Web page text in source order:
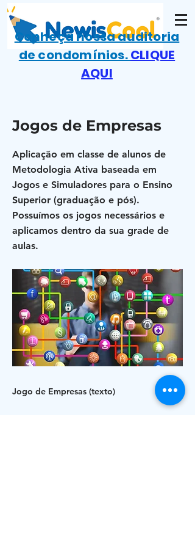
Conheça nossa auditoria
de condomínios.CLIQUE
AQUI
Jogos de Empresas
Aplicação em classe de alunos de
Metodologia Ativa baseada em
Jogos e Simuladores para o Ensino
Superior (graduação e pós).
Possuímos os jogos necessários e
aplicamos dentro da sua grade de
aulas.
Jogo de Empresas (texto)